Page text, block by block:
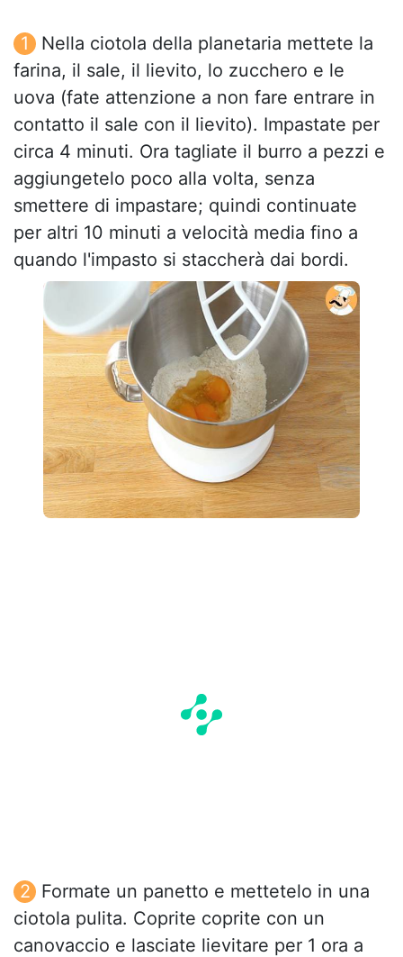
Nella ciotola della planetaria mettete la
farina, il sale, il lievito, lo zucchero e le
uova (fate attenzione a non fare entrare in
contatto il sale con il lievito). Impastate per
circa 4 minuti. Ora tagliate il burro a pezzi e
aggiungetelo poco alla volta, senza
smettere di impastare; quindi continuate
per altri 10 minuti a velocità media fino a
quando l'impasto si staccherà dai bordi.
Formate un panetto e mettetelo in una
ciotola pulita. Coprite coprite con un
canovaccio e lasciate lievitare per 1 ora a